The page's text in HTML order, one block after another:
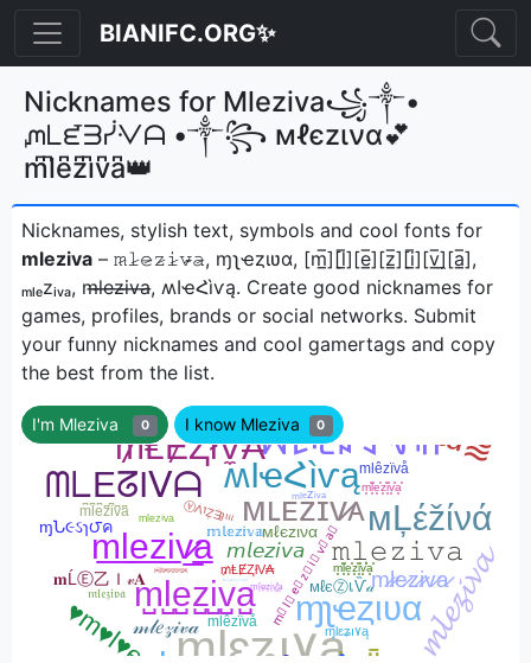
BIANIFC.ORG✨
Nicknames for Mleziva꧁༒•
ᘻᒪᘿᗱᓰᐺᗩ •༒꧂ мℓєzινα💕
m͆l͆e͆z͆i͆v͆a͆👑
Nicknames, stylish text, symbols and cool fonts for
mleziva – 𝚖̷𝚕̷𝚎̷𝚣̷𝚒̷𝚟̷̴𝚊̷, ɱʅҽȥιʋα, [m̲̅][l̲̅][e̲̅][z̲̅][i̲̅][v̲̅]̼[a̲̅],
ₘₗₑzᵢᵥₐ, m̶l̶e̶z̶i̶v̶a̶, ʍӀҽՀìѵąㅤ. Create good nicknames for
games, profiles, brands or social networks. Submit
your funny nicknames and cool gamertags and copy
the best from the list.
I'm Mleziva 0 I know Mleziva 0